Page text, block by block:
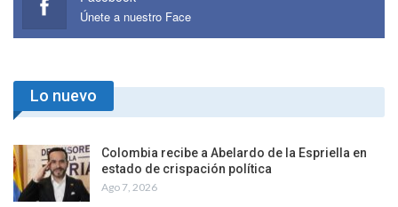
¿De qué depende que
en 2027?